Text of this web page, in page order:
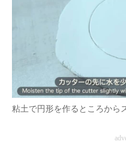
粘土で円形を作るところから